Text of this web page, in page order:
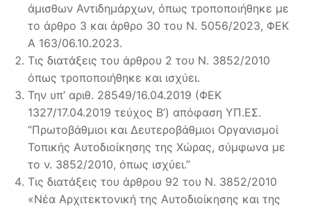
άμισθων Αντιδημάρχων, όπως τροποποιήθηκε με
το άρθρο 3 και άρθρο 30 του Ν. 5056/2023, ΦΕΚ
Α 163/06.10.2023.
Τις διατάξεις του άρθρου 2 του Ν. 3852/2010
όπως τροποποιήθηκε και ισχύει.
Την υπ’ αριθ. 28549/16.04.2019 (ΦΕΚ
1327/17.04.2019 τεύχος B’) απόφαση ΥΠ.ΕΣ.
“Πρωτοβάθμιοι και Δευτεροβάθμιοι Οργανισμοί
Τοπικής Αυτοδιοίκησης της Χώρας, σύμφωνα με
το ν. 3852/2010, όπως ισχύει.”
Τις διατάξεις του άρθρου 92 του Ν. 3852/2010
«Νέα Αρχιτεκτονική της Αυτοδιοίκησης και της